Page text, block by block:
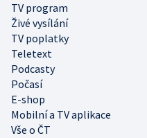
TV program
Živé vysílání
TV poplatky
Teletext
Podcasty
Počasí
E-shop
Mobilní a TV aplikace
Vše o ČT